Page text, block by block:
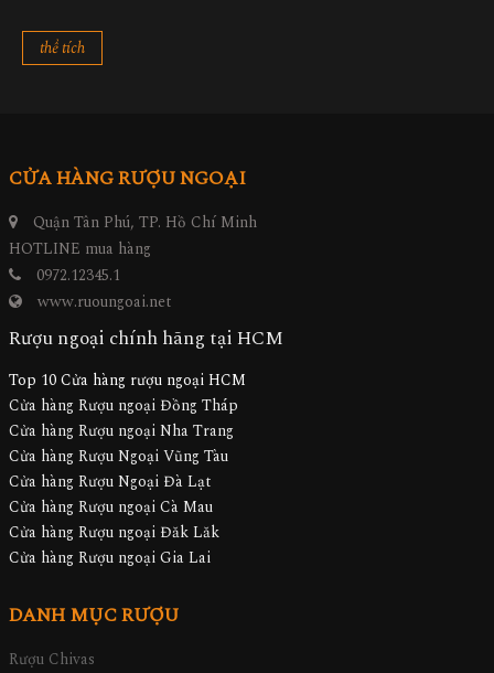
thể tích
CỬA HÀNG RƯỢU NGOẠI
Quận Tân Phú, TP. Hồ Chí Minh
HOTLINE mua hàng
0972.12345.1
www.ruoungoai.net
Rượu ngoại chính hãng tại HCM
Top 10 Cửa hàng rượu ngoại HCM
Cửa hàng Rượu ngoại Đồng Tháp
Cửa hàng Rượu ngoại Nha Trang
Cửa hàng Rượu Ngoại Vũng Tàu
Cửa hàng Rượu Ngoại Đà Lạt
Cửa hàng Rượu ngoại Cà Mau
Cửa hàng Rượu ngoại Đăk Lăk
Cửa hàng Rượu ngoại Gia Lai
DANH MỤC RƯỢU
Rượu Chivas